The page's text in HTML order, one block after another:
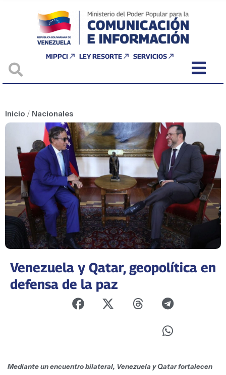
MIPPCI LEY RESORTE SERVICIOS
Inicio / Nacionales
Venezuela y Qatar, geopolítica en
defensa de la paz
Mediante un encuentro bilateral, Venezuela y Qatar fortalecen